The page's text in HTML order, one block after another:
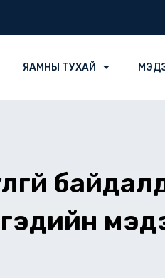
ЯАМНЫ ТУХАЙ